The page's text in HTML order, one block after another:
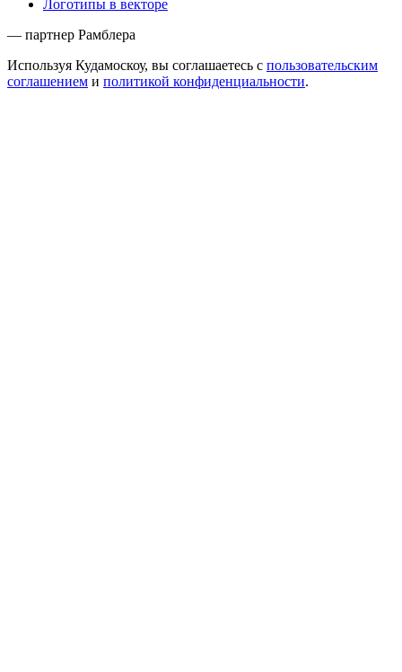
Логотипы в векторе
— партнер Рамблера
Используя Кудамоскоу, вы соглашаетесь с пользовательским
соглашением и политикой конфиденциальности.